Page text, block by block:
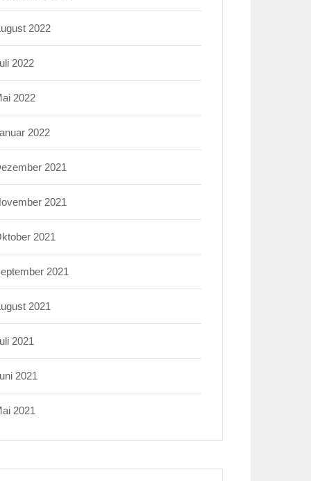
2022
2022
2022
2022
2021
2021
2021
2021
2021
2021
2021
2021